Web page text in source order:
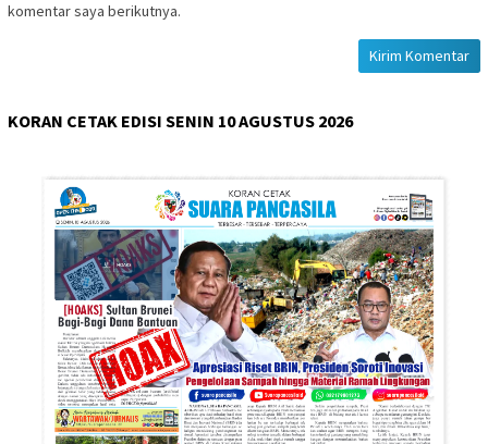
komentar saya berikutnya.
KORAN CETAK EDISI SENIN 10 AGUSTUS 2026